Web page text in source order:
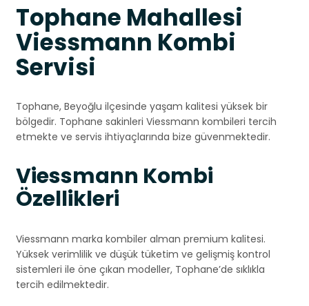
Tophane Mahallesi
Viessmann Kombi
Servisi
Tophane, Beyoğlu ilçesinde yaşam kalitesi yüksek bir
bölgedir. Tophane sakinleri Viessmann kombileri tercih
etmekte ve servis ihtiyaçlarında bize güvenmektedir.
Viessmann Kombi
Özellikleri
Viessmann marka kombiler alman premium kalitesi.
Yüksek verimlilik ve düşük tüketim ve gelişmiş kontrol
sistemleri ile öne çıkan modeller, Tophane’de sıklıkla
tercih edilmektedir.